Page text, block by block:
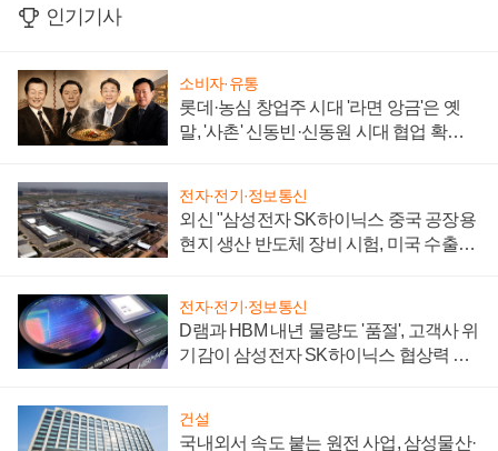
인기기사
소비자·유통
롯데·농심 창업주 시대 '라면 앙금'은 옛
말, '사촌' 신동빈·신동원 시대 협업 확대
전자·전기·정보통신
외신 "삼성전자 SK하이닉스 중국 공장용
현지 생산 반도체 장비 시험, 미국 수출통
전자·전기·정보통신
D램과 HBM 내년 물량도 '품절', 고객사 위
기감이 삼성전자 SK하이닉스 협상력 더
건설
국내외서 속도 붙는 원전 사업, 삼성물산·